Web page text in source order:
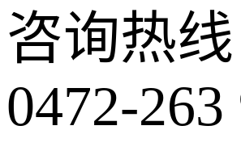
咨询热线
0472-263